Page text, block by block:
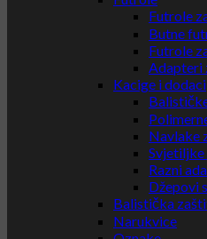
Futrole
Butne
Futrole
Adapteri
Kacige i dodaci
Navlake
Svjetiljke
Razni
Džepovi
Balistička
Narukvice